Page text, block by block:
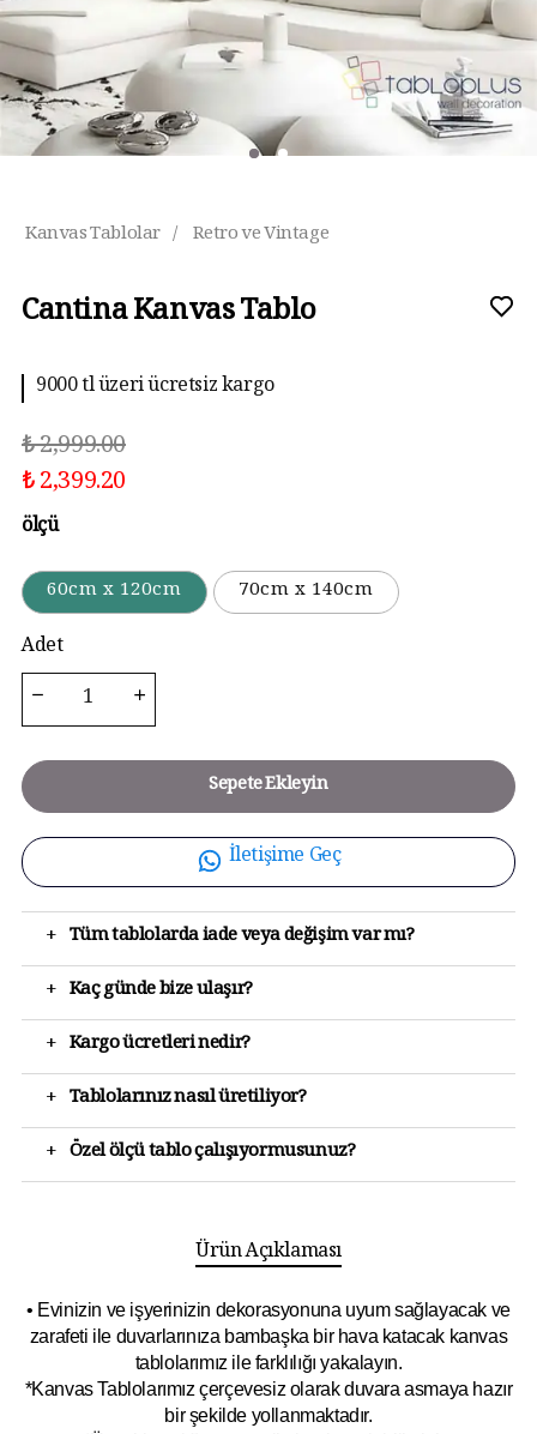
Kanvas Tablolar / Retro ve Vintage
Cantina Kanvas Tablo
9000 tl üzeri ücretsiz kargo
₺ 2,999.00
₺ 2,399.20
ölçü
60cm x 120cm 70cm x 140cm
Adet
Sepete Ekleyin
İletişime Geç
+ Tüm tablolarda iade veya değişim var mı?
+ Kaç günde bize ulaşır?
+ Kargo ücretleri nedir?
+ Tablolarınız nasıl üretiliyor?
+ Özel ölçü tablo çalışıyormusunuz?
Ürün Açıklaması
• Evinizin ve işyerinizin dekorasyonuna uyum sağlayacak ve
zarafeti ile duvarlarınıza bambaşka bir hava katacak kanvas
tablolarımız ile farklılığı yakalayın.
*Kanvas Tablolarımız çerçevesiz olarak duvara asmaya hazır
bir şekilde yollanmaktadır.